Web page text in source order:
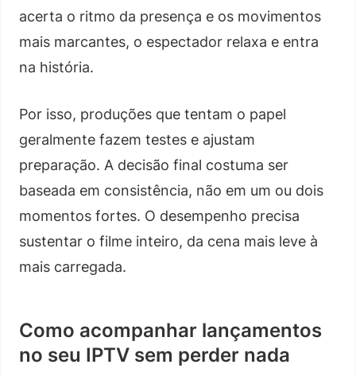
acerta o ritmo da presença e os movimentos
mais marcantes, o espectador relaxa e entra
na história.
Por isso, produções que tentam o papel
geralmente fazem testes e ajustam
preparação. A decisão final costuma ser
baseada em consistência, não em um ou dois
momentos fortes. O desempenho precisa
sustentar o filme inteiro, da cena mais leve à
mais carregada.
Como acompanhar lançamentos
no seu IPTV sem perder nada